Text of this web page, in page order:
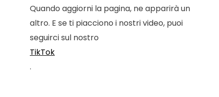
Quando aggiorni la pagina, ne apparirà un
altro. E se ti piacciono i nostri video, puoi
seguirci sul nostro
TikTok
.